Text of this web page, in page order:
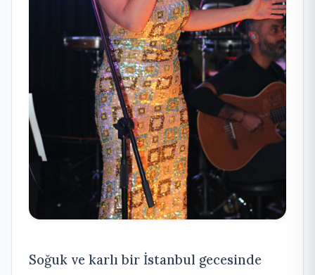
Soğuk ve karlı bir İstanbul gecesinde